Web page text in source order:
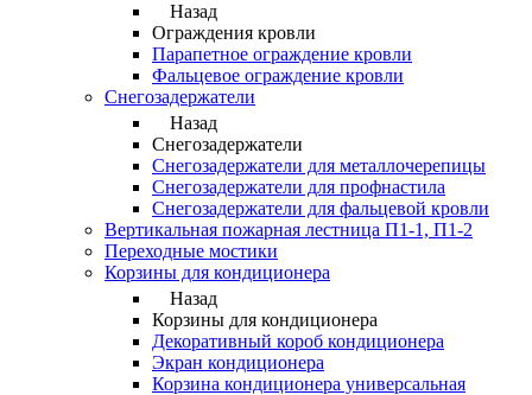
Назад
Ограждения кровли
Парапетное ограждение кровли
Фальцевое ограждение кровли
Снегозадержатели
Назад
Снегозадержатели
Снегозадержатели для металлочерепицы
Снегозадержатели для профнастила
Снегозадержатели для фальцевой кровли
Вертикальная пожарная лестница П1-1, П1-2
Переходные мостики
Корзины для кондиционера
Назад
Корзины для кондиционера
Декоративный короб кондиционера
Экран кондиционера
Корзина кондиционера универсальная